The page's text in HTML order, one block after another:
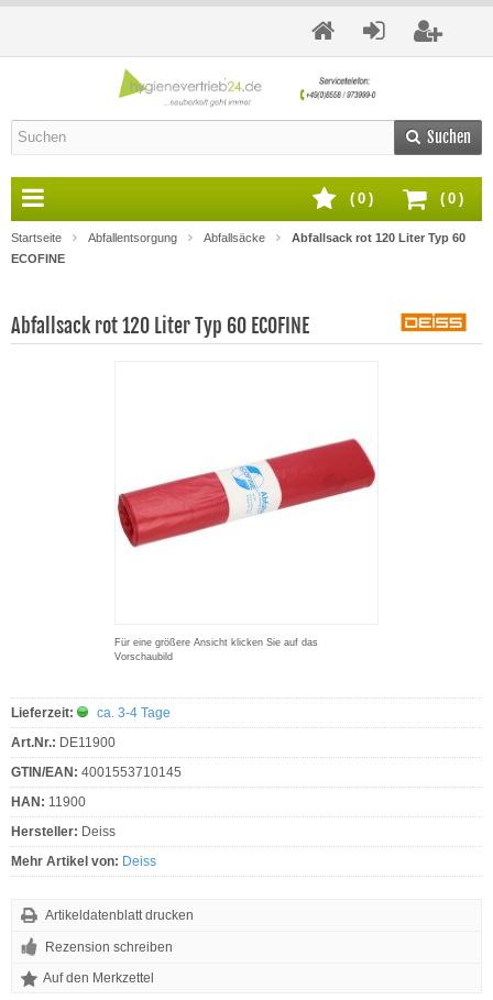
Suchen
( 0 )
( 0 )
Startseite Abfallentsorgung Abfallsäcke
Abfallsack rot 120 Liter Typ 60
ECOFINE
Abfallsack rot 120 Liter Typ 60 ECOFINE
Für eine größere Ansicht klicken Sie auf das
Vorschaubild
Lieferzeit:
ca. 3-4 Tage
Art.Nr.: DE11900
GTIN/EAN: 4001553710145
HAN: 11900
Hersteller: Deiss
Mehr Artikel von: Deiss
Artikeldatenblatt drucken
Rezension schreiben